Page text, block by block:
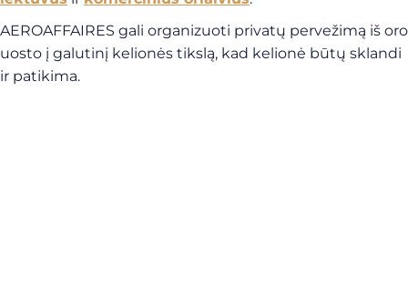
AEROAFFAIRES gali organizuoti privatų pervežimą iš oro
uosto į galutinį kelionės tikslą, kad kelionė būtų sklandi
ir patikima.